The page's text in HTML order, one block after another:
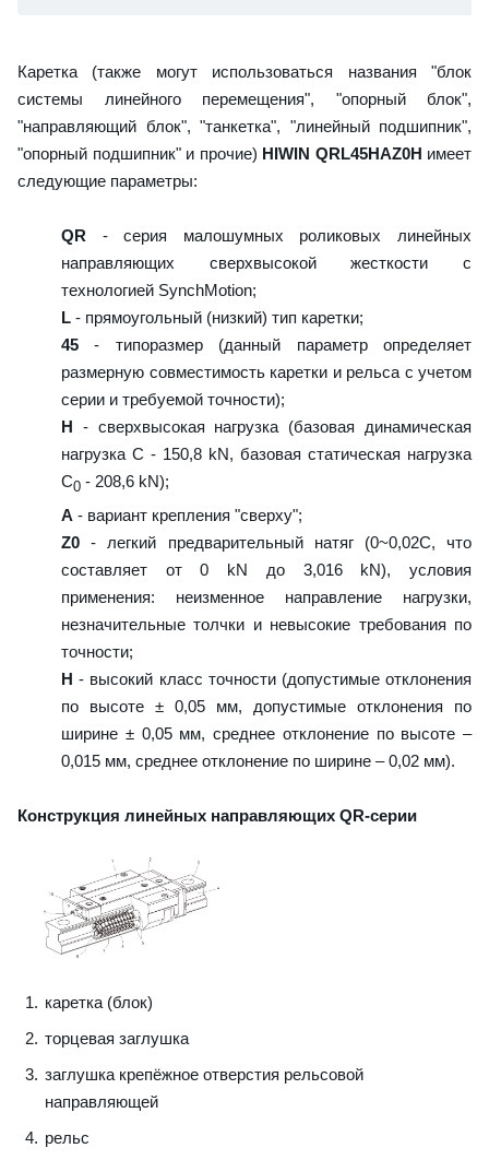
Каретка (также могут использоваться названия "блок
системы линейного перемещения", "опорный блок",
"направляющий блок", "танкетка", "линейный подшипник",
"опорный подшипник" и прочие) HIWIN QRL45HAZ0H имеет
следующие параметры:
QR - серия малошумных роликовых линейных
направляющих сверхвысокой жесткости с
технологией SynchMotion;
L - прямоугольный (низкий) тип каретки;
45 - типоразмер (данный параметр определяет
размерную совместимость каретки и рельса с учетом
серии и требуемой точности);
H - сверхвысокая нагрузка (базовая динамическая
нагрузка C - 150,8 kN, базовая статическая нагрузка
С0 - 208,6 kN);
A - вариант крепления "сверху";
Z0 - легкий предварительный натяг (0~0,02C, что
составляет от 0 kN до 3,016 kN), условия
применения: неизменное направление нагрузки,
незначительные толчки и невысокие требования по
точности;
H - высокий класс точности (допустимые отклонения
по высоте ± 0,05 мм, допустимые отклонения по
ширине ± 0,05 мм, среднее отклонение по высоте –
0,015 мм, среднее отклонение по ширине – 0,02 мм).
Конструкция линейных направляющих QR-серии
каретка (блок)
торцевая заглушка
заглушка крепёжное отверстия рельсовой
направляющей
рельс